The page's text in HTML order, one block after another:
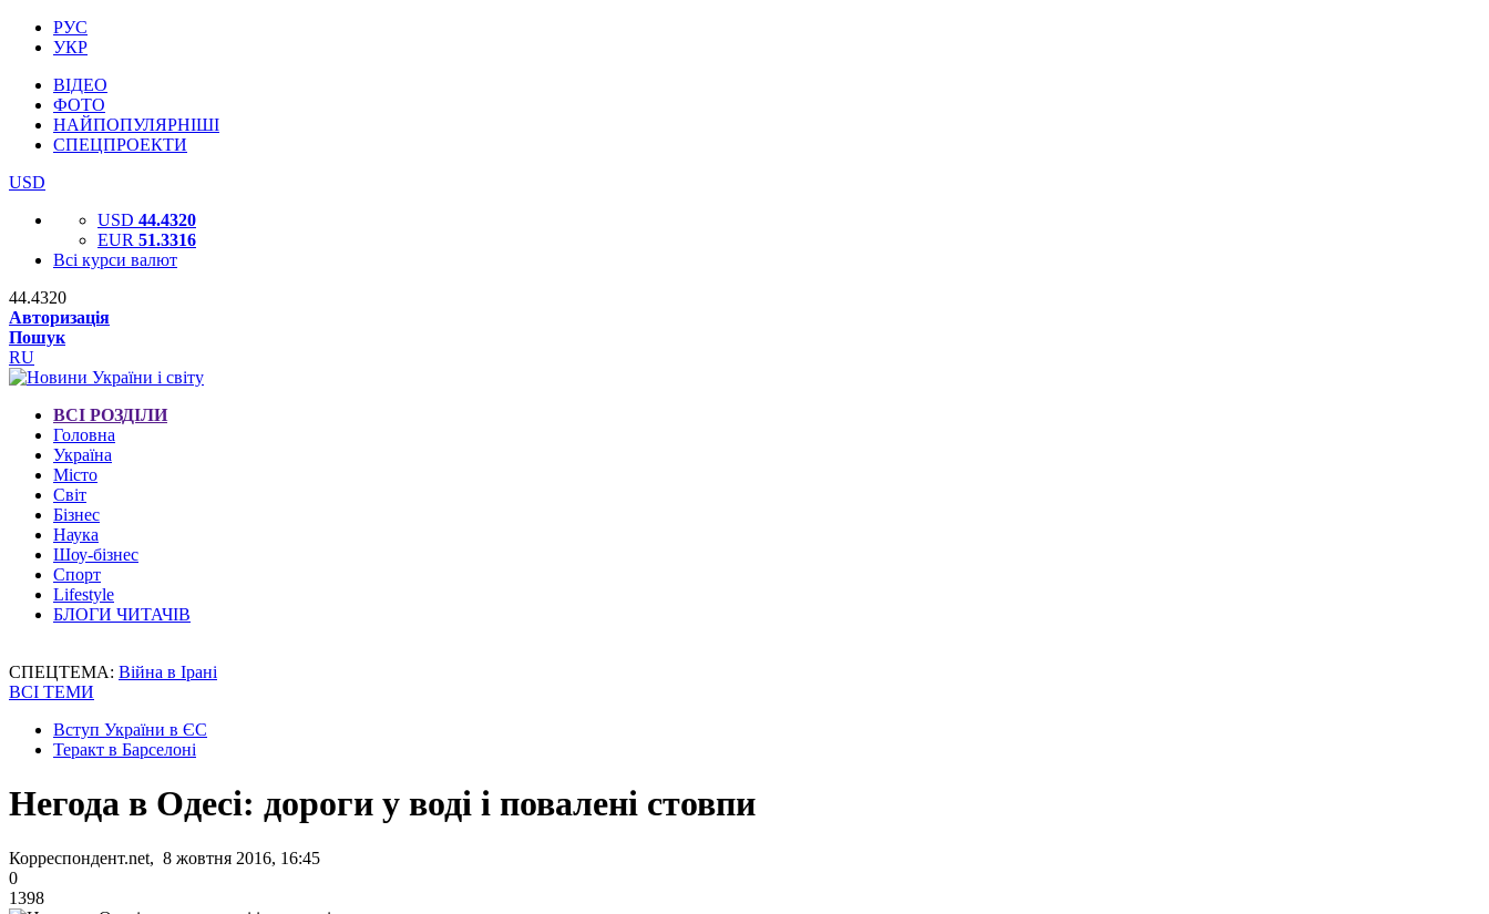
РУС
УКР
ВІДЕО
ФОТО
НАЙПОПУЛЯРНІШІ
СПЕЦПРОЕКТИ
USD
USD 44.4320
EUR 51.3316
Всі курси валют
44.4320
Авторизація
Пошук
RU
ВСІ РОЗДІЛИ
Головна
Україна
Місто
Світ
Бізнес
Наука
Шоу-бізнес
Спорт
Lifestyle
БЛОГИ ЧИТАЧІВ
СПЕЦТЕМА: Війна в Ірані
ВСІ ТЕМИ
Вступ України в ЄС
Теракт в Барселоні
Негода в Одесі: дороги у воді і повалені стовпи
Корреспондент.net, 8 жовтня 2016, 16:45
0
1398